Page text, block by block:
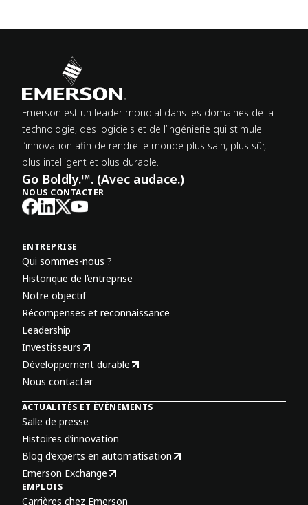
Emerson est un leader mondial dans les domaines de la
technologie, des logiciels et de l’ingénierie qui stimule
l’innovation afin de rendre le monde plus sain, plus sûr,
plus intelligent et plus durable.
Go Boldly.™. (Avec audace.)
NOUS CONTACTER
ENTREPRISE
Qui sommes-nous ?
Historique de l’entreprise
Notre objectif
Récompenses et reconnaissance
Leadership
Investisseurs
Développement durable
Nous contacter
ACTUALITÉS ET ÉVÉNEMENTS
Salle de presse
Histoires d’innovation
Blog d’experts en automatisation
Emerson Exchange
EMPLOIS
Carrières chez Emerson